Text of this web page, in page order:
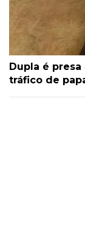
Dupla é
tráfico de